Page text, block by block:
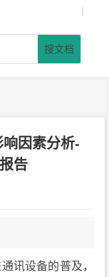
|
搜文档
因素分析-
告
讯设备的普及，